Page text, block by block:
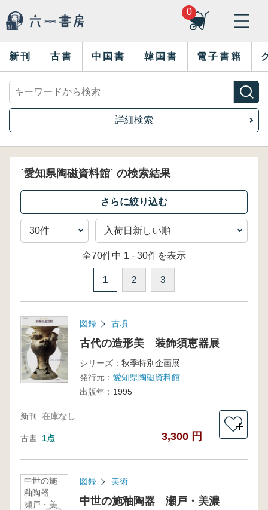
0
新刊 古書 中国書 韓国書 電子書籍
詳細検索
`愛知県陶磁資料館` の検索結果
全70件中 1 - 30件を表示
1 2 3
図録 古墳
古代の造形美 装飾須恵器展
シリーズ： 秋季特別企画展
発行元： 愛知県陶磁資料館
出版年： 1995
新刊 在庫なし
古書 1点 3,300 円
＋
中世の施
釉陶器
瀬戸・美
図録 美術
中世の施釉陶器 瀬戸・美濃